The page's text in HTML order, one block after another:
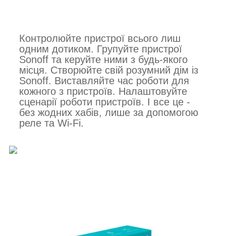
Контролюйте пристрої всього лиш
одним дотиком. Групуйте пристрої
Sonoff та керуйте ними з будь-якого
місця. Створюйте свій розумний дім із
Sonoff. Виставляйте час роботи для
кожного з пристроїв. Налаштовуйте
сценарії роботи пристроїв. І все це -
без жодних хабів, лише за допомогою
реле та Wi-Fi.